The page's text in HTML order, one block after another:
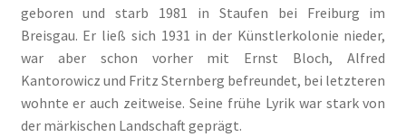
geboren und starb 1981 in Staufen bei Freiburg im
Breisgau. Er ließ sich 1931 in der Künstlerkolonie nieder,
war aber schon vorher mit Ernst Bloch, Alfred
Kantorowicz und Fritz Sternberg befreundet, bei letzteren
wohnte er auch zeitweise. Seine frühe Lyrik war stark von
der märkischen Landschaft geprägt.